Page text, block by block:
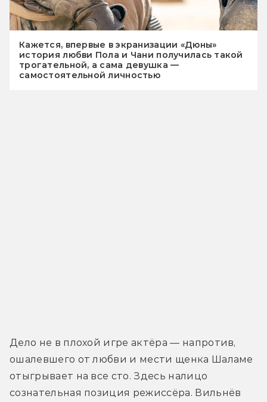
Кажется, впервые в экранизации «Дюны»
история любви Пола и Чани получилась такой
трогательной, а сама девушка —
самостоятельной личностью
Дело не в плохой игре актёра — напротив,
ошалевшего от любви и мести щенка Шаламе
отыгрывает на все сто. Здесь налицо
сознательная позиция режиссёра. Вильнёв